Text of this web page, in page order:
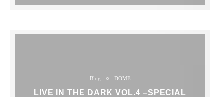
Blog DOME
LIVE IN THE DARK VOL.4 –SPECIAL